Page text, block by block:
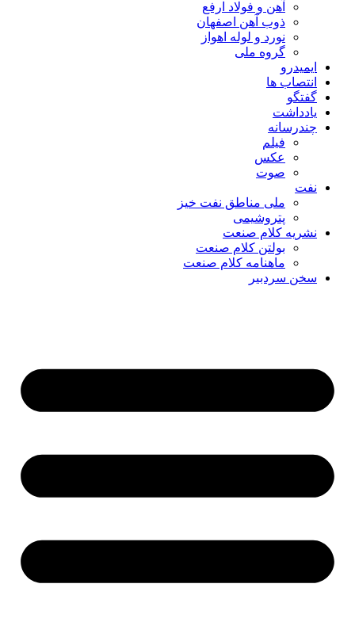
آهن و فولاد ارفع
ذوب آهن اصفهان
نورد و لوله اهواز
گروه ملی
ایمیدرو
انتصاب ها
گفتگو
یادداشت
چندرسانه
فیلم
عکس
صوت
نفت
ملی مناطق نفت خیز
پتروشیمی
نشریه کلام صنعت
بولتن کلام صنعت
ماهنامه کلام صنعت
سخن سردبیر